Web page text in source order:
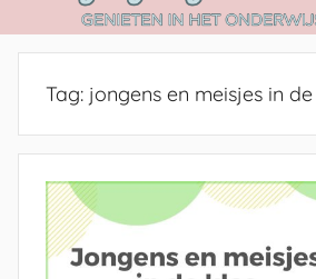
Tag: jongens en meisjes in